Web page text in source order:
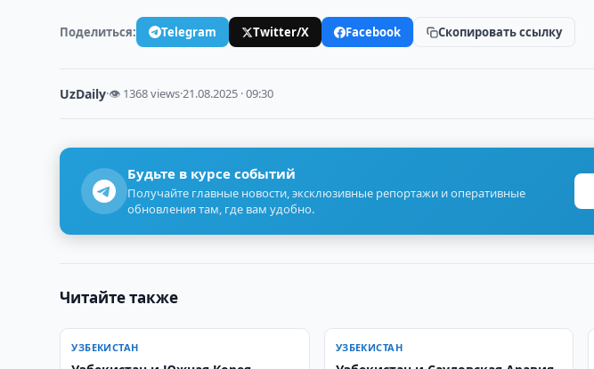
Поделиться: Telegram Twitter/X Facebook Скопировать ссылку
UzDaily·👁 1368 views·21.08.2025 · 09:30
Будьте в курсе событий
Получайте главные новости, эксклюзивные репортажи и оперативные
обновления там, где вам удобно.
Читайте также
УЗБЕКИСТАН УЗБЕКИСТАН